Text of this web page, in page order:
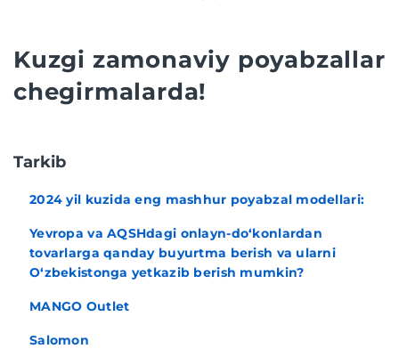
Kuzgi zamonaviy poyabzallar
chegirmalarda!
Tarkib
2024 yil kuzida eng mashhur poyabzal modellari:
Yevropa va AQSHdagi onlayn-do‘konlardan
tovarlarga qanday buyurtma berish va ularni
O‘zbekistonga yetkazib berish mumkin?
MANGO Outlet
Salomon